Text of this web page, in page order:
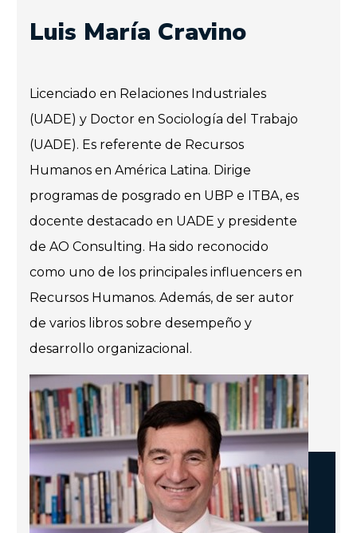
Luis María Cravino
Licenciado en Relaciones Industriales
(UADE) y Doctor en Sociología del Trabajo
(UADE). Es referente de Recursos
Humanos en América Latina. Dirige
programas de posgrado en UBP e ITBA, es
docente destacado en UADE y presidente
de AO Consulting. Ha sido reconocido
como uno de los principales influencers en
Recursos Humanos. Además, de ser autor
de varios libros sobre desempeño y
desarrollo organizacional.